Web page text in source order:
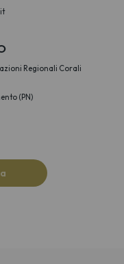
Regionali Corali
(PN)